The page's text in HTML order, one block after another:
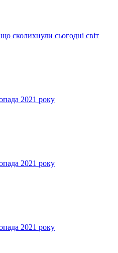
сколихнули сьогодні світ
2021 року
2021 року
2021 року